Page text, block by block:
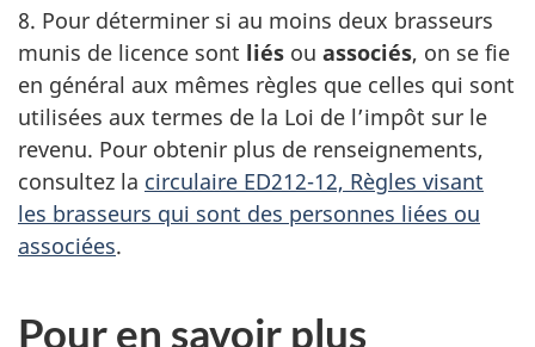
8. Pour déterminer si au moins deux brasseurs
munis de licence sont liés ou associés, on se fie
en général aux mêmes règles que celles qui sont
utilisées aux termes de la Loi de l’impôt sur le
revenu. Pour obtenir plus de renseignements,
consultez la circulaire ED212-12, Règles visant
les brasseurs qui sont des personnes liées ou
associées.
Pour en savoir plus